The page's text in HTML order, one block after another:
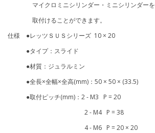
マイクロミニシリンダー・ミニシリンダーを
取付けることができます。
仕様 ●レッツＳＵＳシリーズ 10 × 20
●タイプ：スライド
●材質：ジュラルミン
●全長×全幅×全高(mm)：50 × 50 × (33.5)
●取付ピッチ(mm)：2 - M3 P = 20
2 - M4 P = 38
4 - M6 P = 20 × 20